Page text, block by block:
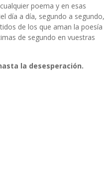
poema y en esas
día a día, segundo a segundo,
de los que aman la poesía
de segundo en vuestras
la desesperación.